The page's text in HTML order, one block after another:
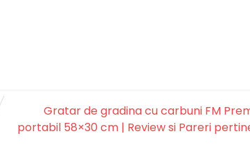
Gratar de gradina cu carbuni FM
portabil 58×30 cm | Review si Pareri